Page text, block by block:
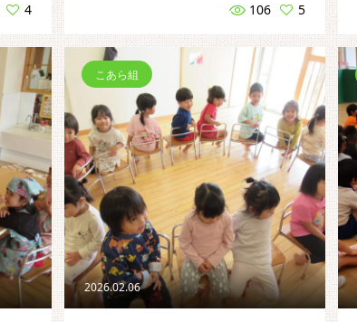
4
106
5
2026.02.06
こあら組